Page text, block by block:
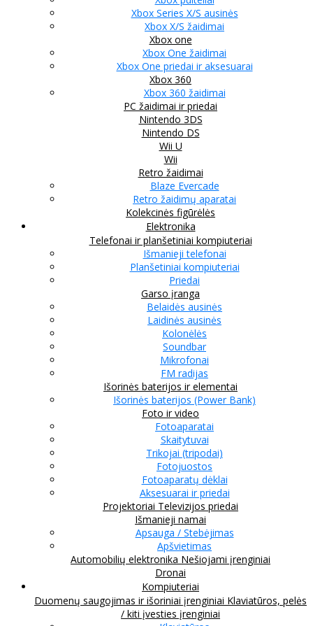
Xbox Series X/S ausinės
Xbox X/S žaidimai
Xbox one
Xbox One žaidimai
Xbox One priedai ir aksesuarai
Xbox 360
Xbox 360 žaidimai
PC žaidimai ir priedai
Nintendo 3DS
Nintendo DS
Wii U
Wii
Retro žaidimai
Blaze Evercade
Retro žaidimų aparatai
Kolekcinės figūrėlės
Elektronika
Telefonai ir planšetiniai kompiuteriai
Išmanieji telefonai
Planšetiniai kompiuteriai
Priedai
Garso įranga
Belaidės ausinės
Laidinės ausinės
Kolonėlės
Soundbar
Mikrofonai
FM radijas
Išorinės baterijos ir elementai
Išorinės baterijos (Power Bank)
Foto ir video
Fotoaparatai
Skaitytuvai
Trikojai (tripodai)
Fotojuostos
Fotoaparatų dėklai
Aksesuarai ir priedai
Projektoriai Televizijos priedai
Išmanieji namai
Apsauga / Stebėjimas
Apšvietimas
Automobilių elektronika Nešiojami įrenginiai
Dronai
Kompiuteriai
Duomenų saugojimas ir išoriniai įrenginiai Klaviatūros, pelės
/ kiti įvesties įrenginiai